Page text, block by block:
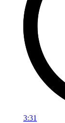
3:31